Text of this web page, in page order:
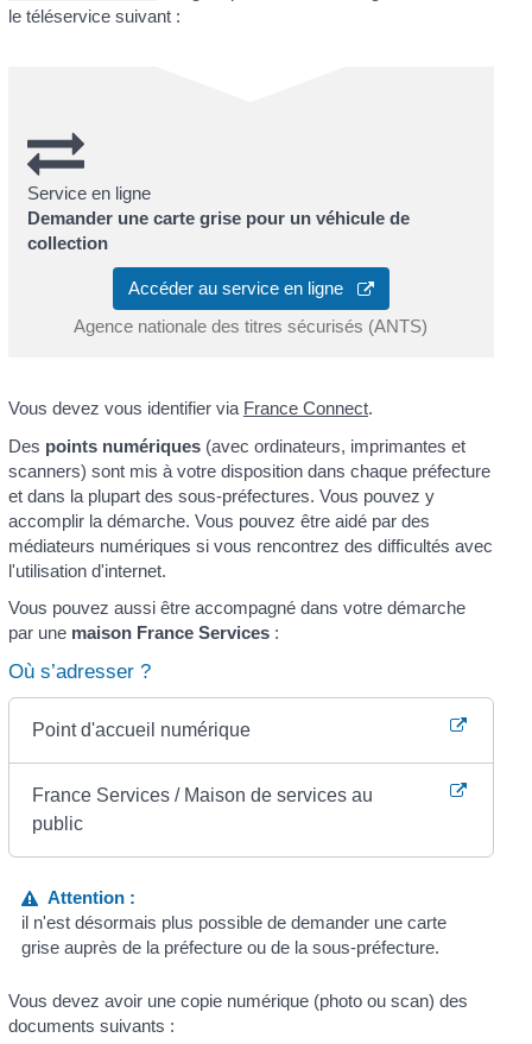
le téléservice suivant :
Service en ligne
Demander une carte grise pour un véhicule de
collection
Accéder au service en ligne
Agence nationale des titres sécurisés (ANTS)
Vous devez vous identifier via France Connect.
Des points numériques(avec ordinateurs, imprimantes et
scanners) sont mis à votre disposition dans chaque préfecture
et dans la plupart des sous-préfectures. Vous pouvez y
accomplir la démarche. Vous pouvez être aidé par des
médiateurs numériques si vous rencontrez des difficultés avec
l'utilisation d'internet.
Vous pouvez aussi être accompagné dans votre démarche
par une maison France Services:
Où s’adresser ?
Point d'accueil numérique
France Services / Maison de services au
public
Attention :
il n'est désormais plus possible de demander une carte
grise auprès de la préfecture ou de la sous-préfecture.
Vous devez avoir une copie numérique (photo ou scan) des
documents suivants :